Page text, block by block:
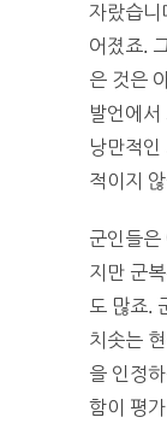
자랐습니
어졌죠.
은 것은
발언에서
낭만적
적이지
군인들은
지만 군
도 많죠.
치솟는
을 인정
함이 평